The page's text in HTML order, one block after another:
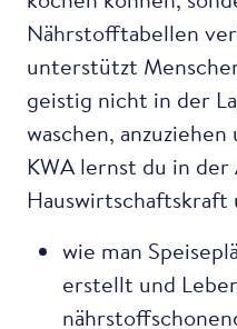
Nährstofftabellen
unterstützt
geistig nicht in der
waschen,
KWA lernst du in der
wie man
erstellt und